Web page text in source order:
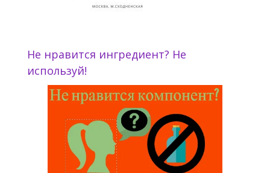
Не нравится ингредиент? Не
используй!